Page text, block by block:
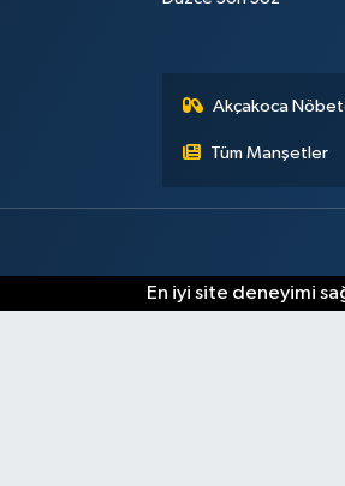
Akçakoca
Tüm Manşetler
En iyi site deneyimi